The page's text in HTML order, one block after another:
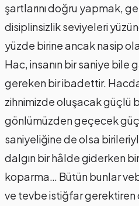
şartlarını doğru yapmak,
disiplinsizlik seviyeleri
yüzde birine ancak nasip
Hac, insanın bir saniye
gereken bir ibadettir.
zihnimizde oluşacak güçlü
gönlümüzden geçecek
saniyeliğine de olsa
dalgın bir hâlde giderken
koparma… Bütün bunlar
ve tevbe istiğfar gerektiren